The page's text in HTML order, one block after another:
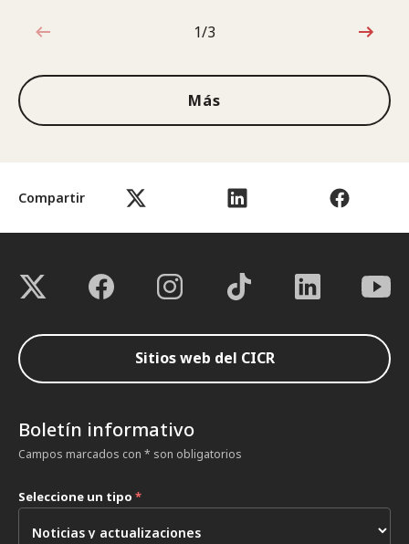
Compartir
1de3
1/3
Más
Sitios web del CICR
Boletín informativo
Campos marcados con * son obligatorios
Seleccione un tipo *